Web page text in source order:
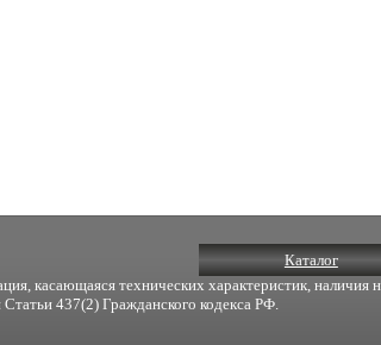
Каталог
касающаяся технических характеристик,
437(2) Гражданского кодекса РФ.